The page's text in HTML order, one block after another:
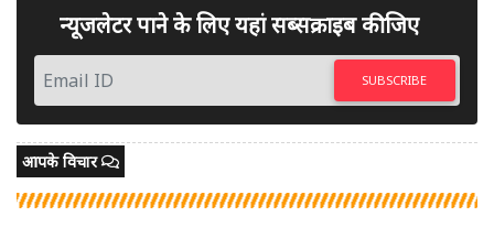
न्यूजलेटर पाने के लिए यहां सब्सक्राइब कीजिए
SUBSCRIBE
आपके विचार